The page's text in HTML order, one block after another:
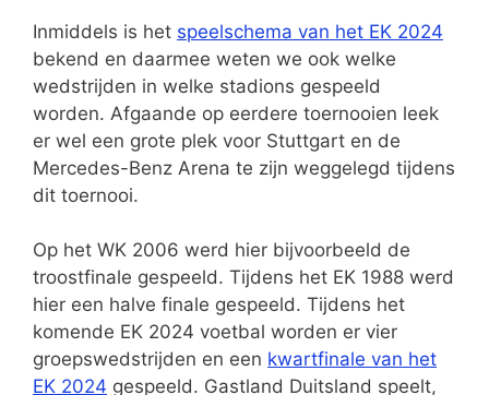
Inmiddels is het speelschema van het EK 2024
bekend en daarmee weten we ook welke
wedstrijden in welke stadions gespeeld
worden. Afgaande op eerdere toernooien leek
er wel een grote plek voor Stuttgart en de
Mercedes-Benz Arena te zijn weggelegd tijdens
dit toernooi.
Op het WK 2006 werd hier bijvoorbeeld de
troostfinale gespeeld. Tijdens het EK 1988 werd
hier een halve finale gespeeld. Tijdens het
komende EK 2024 voetbal worden er vier
groepswedstrijden en een kwartfinale van het
EK 2024 gespeeld. Gastland Duitsland speelt,